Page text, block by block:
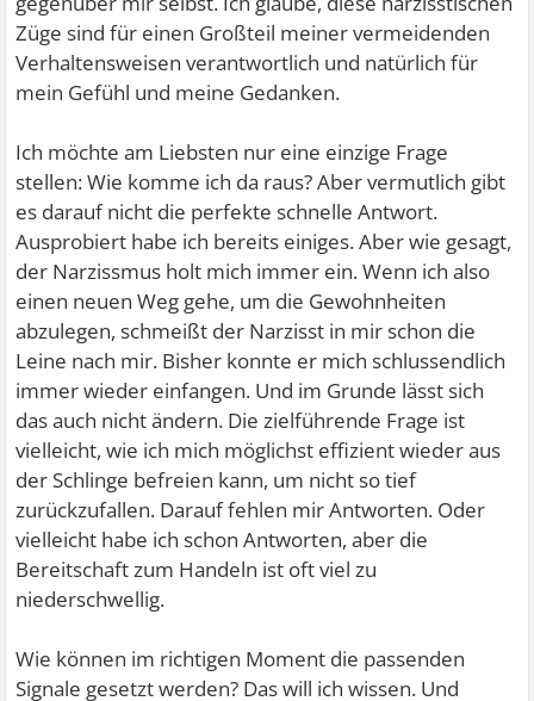
Züge sind für einen Großteil meiner vermeidenden
Verhaltensweisen verantwortlich und natürlich für
mein Gefühl und meine Gedanken.
Ich möchte am Liebsten nur eine einzige Frage
stellen: Wie komme ich da raus? Aber vermutlich gibt
es darauf nicht die perfekte schnelle Antwort.
Ausprobiert habe ich bereits einiges. Aber wie gesagt,
der Narzissmus holt mich immer ein. Wenn ich also
einen neuen Weg gehe, um die Gewohnheiten
abzulegen, schmeißt der Narzisst in mir schon die
Leine nach mir. Bisher konnte er mich schlussendlich
immer wieder einfangen. Und im Grunde lässt sich
das auch nicht ändern. Die zielführende Frage ist
vielleicht, wie ich mich möglichst effizient wieder aus
der Schlinge befreien kann, um nicht so tief
zurückzufallen. Darauf fehlen mir Antworten. Oder
vielleicht habe ich schon Antworten, aber die
Bereitschaft zum Handeln ist oft viel zu
niederschwellig.
Wie können im richtigen Moment die passenden
Signale gesetzt werden? Das will ich wissen. Und